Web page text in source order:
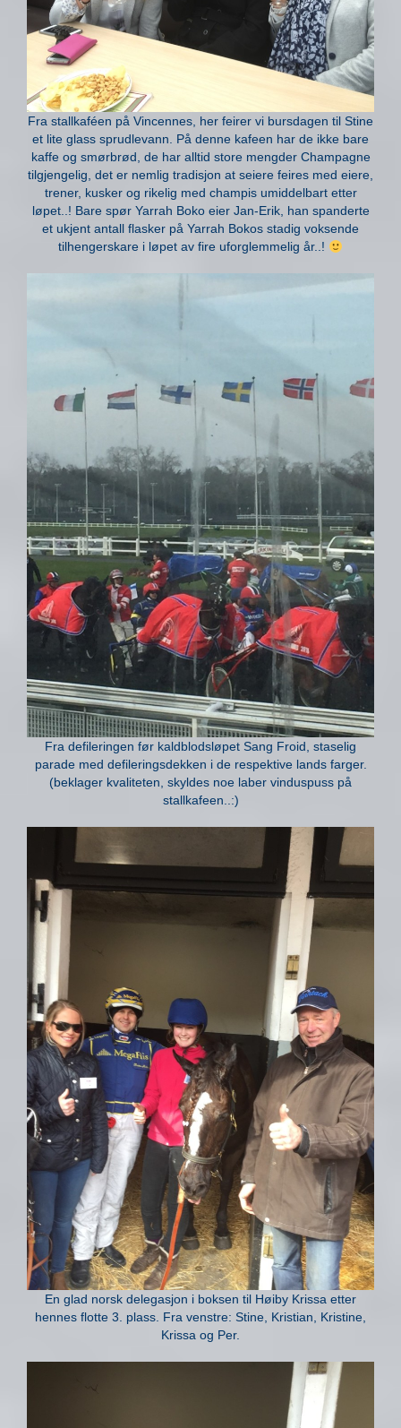
Fra stallkaféen på Vincennes, her feirer vi bursdagen til Stine
et lite glass sprudlevann. På denne kafeen har de ikke bare
kaffe og smørbrød, de har alltid store mengder Champagne
tilgjengelig, det er nemlig tradisjon at seiere feires med eiere,
trener, kusker og rikelig med champis umiddelbart etter
løpet..! Bare spør Yarrah Boko eier Jan-Erik, han spanderte
et ukjent antall flasker på Yarrah Bokos stadig voksende
tilhengerskare i løpet av fire uforglemmelig år..!
Fra defileringen før kaldblodsløpet Sang Froid, staselig
parade med defileringsdekken i de respektive lands farger.
(beklager kvaliteten, skyldes noe laber vinduspuss på
stallkafeen..:)
En glad norsk delegasjon i boksen til Høiby Krissa etter
hennes flotte 3. plass. Fra venstre: Stine, Kristian, Kristine,
Krissa og Per.